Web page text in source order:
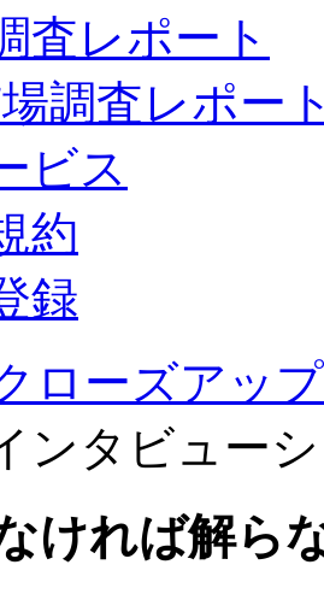
査レポート
調査レポー
ビス
約
録
ローズアップ
ンタビュー
ければ解ら